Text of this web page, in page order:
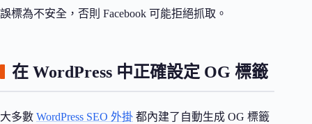
誤標為不安全，否則 Facebook 可能拒絕抓取。
在 WordPress 中正確設定 OG 標籤
大多數 WordPress SEO 外掛 都內建了自動生成 OG 標籤